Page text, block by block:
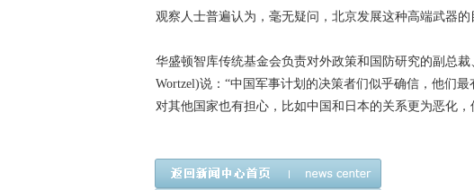
观察人士普遍认为，毫无疑问，北京发展这种高端武器的
华盛顿智库传统基金会负责对外政策和国防研究的副总
Wortzel)说：“中国军事计划的决策者们似乎确信，他们
对其他国家也有担心，比如中国和日本的关系更为恶化